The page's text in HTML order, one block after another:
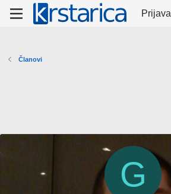
Prijava
Članovi
G